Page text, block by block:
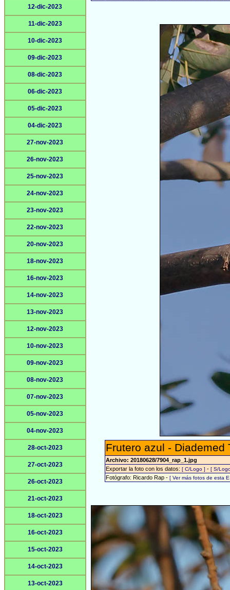
12-dic-2023
11-dic-2023
10-dic-2023
09-dic-2023
08-dic-2023
06-dic-2023
05-dic-2023
04-dic-2023
27-nov-2023
26-nov-2023
25-nov-2023
24-nov-2023
23-nov-2023
22-nov-2023
20-nov-2023
18-nov-2023
16-nov-2023
14-nov-2023
13-nov-2023
12-nov-2023
10-nov-2023
09-nov-2023
08-nov-2023
07-nov-2023
05-nov-2023
04-nov-2023
28-oct-2023
27-oct-2023
26-oct-2023
21-oct-2023
18-oct-2023
16-oct-2023
15-oct-2023
14-oct-2023
13-oct-2023
Frutero azul - Diademed
Archivo: 20180628/7904_rap_1.jpg
Exportar la foto con los datos:[ C/Logo ] -[ S/
Fotógrafo: Ricardo Rap -[ Ver más fotos de esta